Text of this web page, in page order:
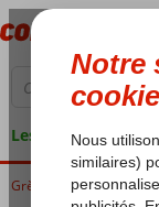
Les garanties de
Grèce Crète